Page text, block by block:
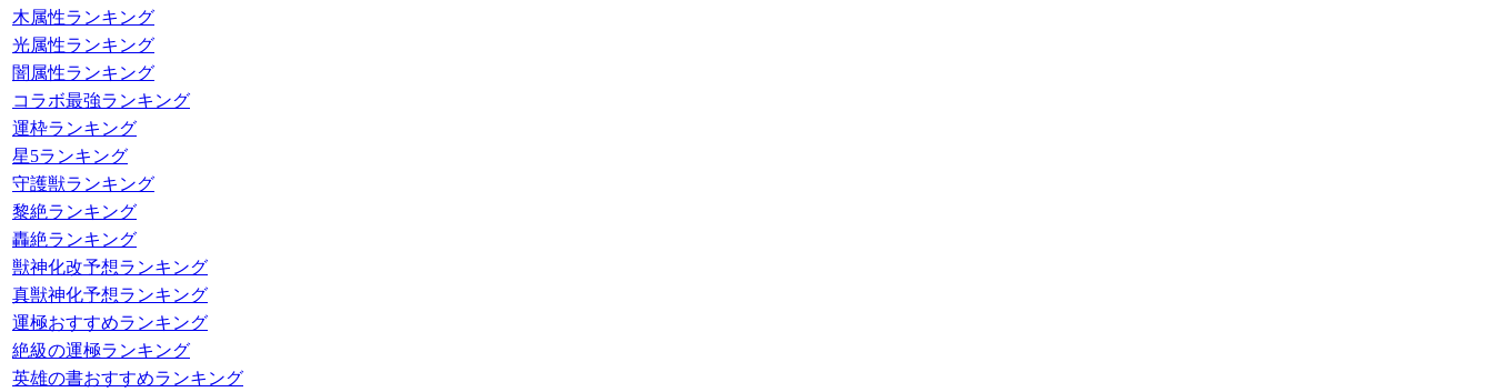
木属性ランキング
光属性ランキング
闇属性ランキング
コラボ最強ランキング
運枠ランキング
星5ランキング
守護獣ランキング
黎絶ランキング
轟絶ランキング
獣神化改予想ランキング
真獣神化予想ランキング
運極おすすめランキング
絶級の運極ランキング
英雄の書おすすめランキング